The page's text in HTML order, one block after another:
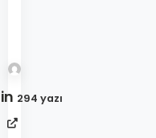
294 yazı